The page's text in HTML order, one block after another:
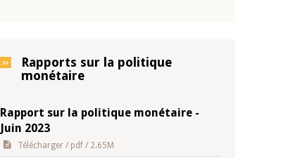
Rapports sur la politique
monétaire
Rapport sur la politique monétaire -
Juin 2023
Télécharger / pdf / 2.65M